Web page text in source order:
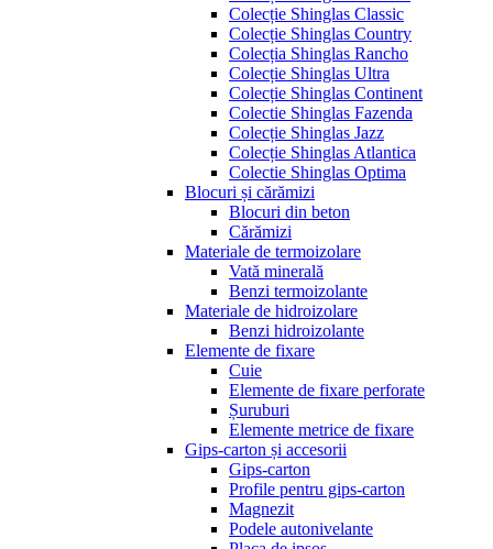
Colecție Shinglas Classic
Colecție Shinglas Country
Colecția Shinglas Rancho
Colecție Shinglas Ultra
Colecție Shinglas Continent
Colectie Shinglas Fazenda
Colecție Shinglas Jazz
Colecție Shinglas Atlantica
Colectie Shinglas Optima
Blocuri și cărămizi
Blocuri din beton
Cărămizi
Materiale de termoizolare
Vată minerală
Benzi termoizolante
Materiale de hidroizolare
Benzi hidroizolante
Elemente de fixare
Cuie
Elemente de fixare perforate
Șuruburi
Elemente metrice de fixare
Gips-carton și accesorii
Gips-carton
Profile pentru gips-carton
Magnezit
Podele autonivelante